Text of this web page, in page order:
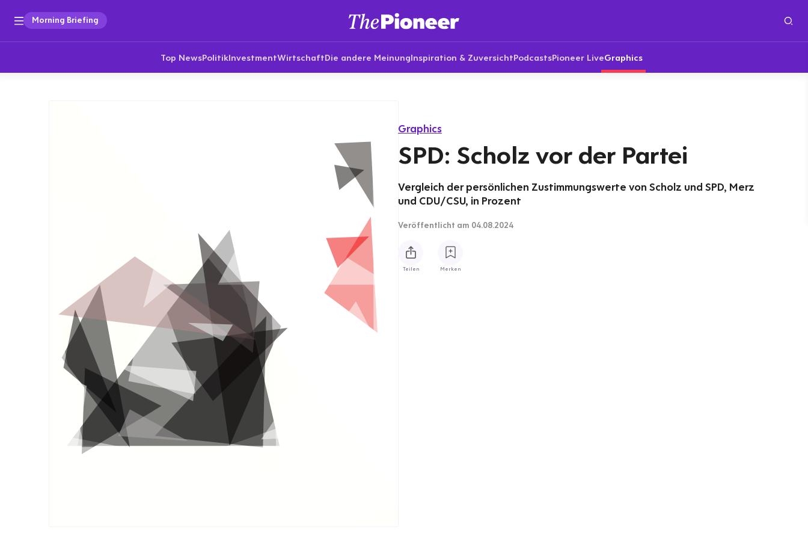
Morning Briefing
Top NewsPolitikInvestmentWirtschaftDie andere MeinungInspiration & ZuversichtPodcastsPioneer LiveGraphics
Graphics
SPD: Scholz vor der Partei
Vergleich der persönlichen Zustimmungswerte von Scholz und SPD, Merz
und CDU/CSU, in Prozent
Veröffentlicht am 04.08.2024
Teilen Merken